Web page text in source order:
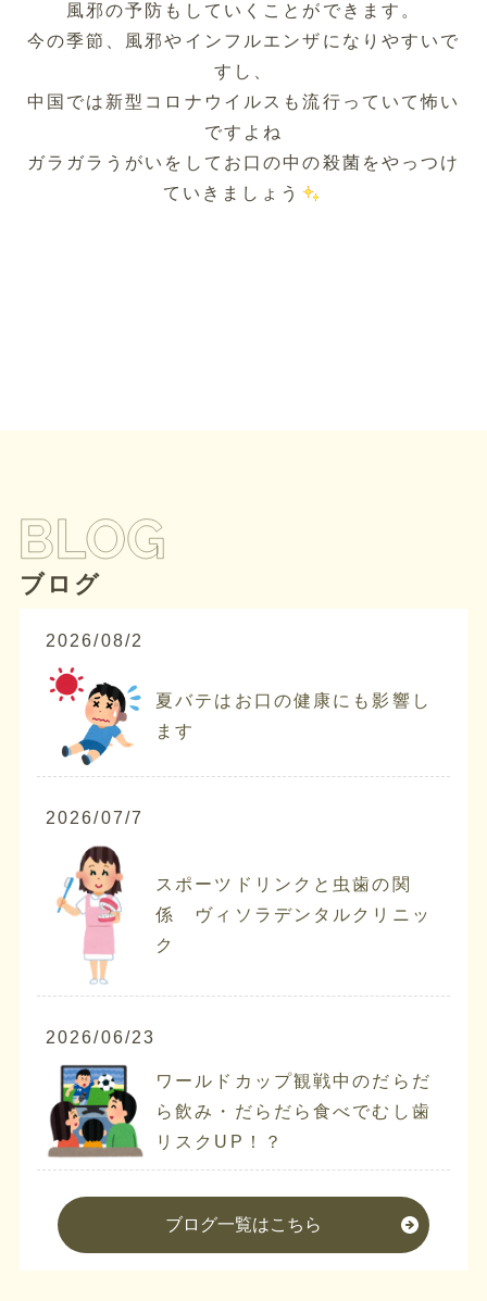
風邪の予防もしていくことができます。
今の季節、風邪やインフルエンザになりやすいで
すし、
中国では新型コロナウイルスも流行っていて怖い
ですよね
ガラガラうがいをしてお口の中の殺菌をやっつけ
ていきましょう
ブログ
2026/08/2
夏バテはお口の健康にも影響し
ます
2026/07/7
スポーツドリンクと虫歯の関
係 ヴィソラデンタルクリニッ
ク
2026/06/23
ワールドカップ観戦中のだらだ
ら飲み・だらだら食べでむし歯
リスクUP！？
ブログ一覧はこちら